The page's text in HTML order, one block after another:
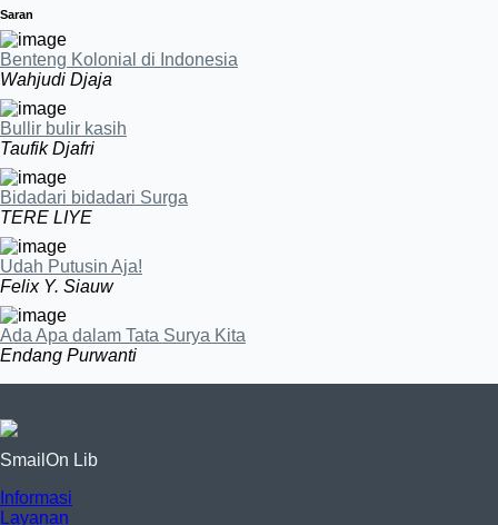
Saran
Benteng Kolonial di Indonesia
Wahjudi Djaja
Bullir bulir kasih
Taufik Djafri
Bidadari bidadari Surga
TERE LIYE
Udah Putusin Aja!
Felix Y. Siauw
Ada Apa dalam Tata Surya Kita
Endang Purwanti
SmailOn Lib
Informasi
Layanan